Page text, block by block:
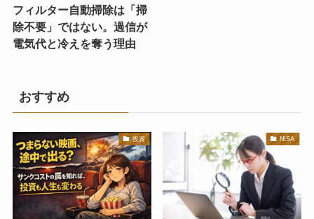
フィルター自動掃除は「掃
除不要」ではない。過信が
電気代と冷えを奪う理由
おすすめ
投資 NISA